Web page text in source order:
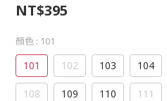
NT$395
顏色 : 101
101 102 103 104
108 109 110 111